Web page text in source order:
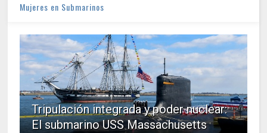
Mujeres en Submarinos
Tripulación integrada y poder nuclear:
El submarino USS Massachusetts